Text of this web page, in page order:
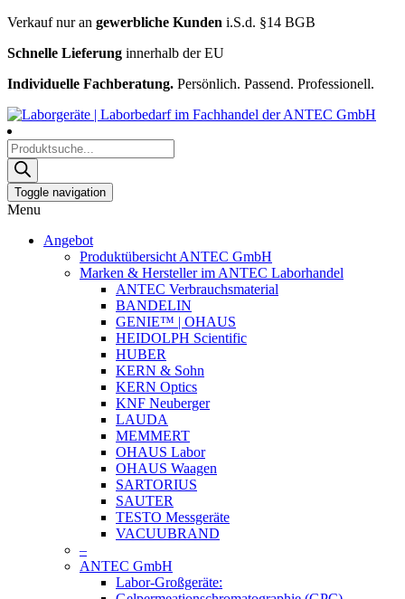
Verkauf nur an gewerbliche Kunden i.S.d. §14 BGB
Schnelle Lieferung innerhalb der EU
Individuelle Fachberatung. Persönlich. Passend. Professionell.
Products
search
Toggle navigation
Menu
Angebot
Produktübersicht ANTEC GmbH
Marken & Hersteller im ANTEC Laborhandel
ANTEC Verbrauchsmaterial
BANDELIN
GENIE™ | OHAUS
HEIDOLPH Scientific
HUBER
KERN & Sohn
KERN Optics
KNF Neuberger
LAUDA
MEMMERT
OHAUS Labor
OHAUS Waagen
SARTORIUS
SAUTER
TESTO Messgeräte
VACUUBRAND
–
ANTEC GmbH
Labor-Großgeräte: